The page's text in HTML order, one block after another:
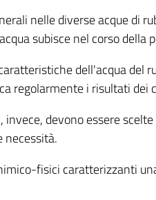
nelle diverse acque di
subisce nel corso della
dell'acqua del
regolarmente i risultati dei
invece, devono essere
necessità.
fisici caratterizzanti